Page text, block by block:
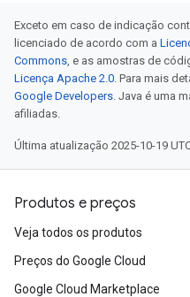
Exceto em caso de indicação
licenciado de acordo com a
Commons, e as amostras de
Licença Apache 2.0. Para mais
Google Developers. Java é uma
afiliadas.
Última atualização 2025-10-19
Produtos e preços
Veja todos os produtos
Preços do Google Cloud
Google Cloud Marketplace